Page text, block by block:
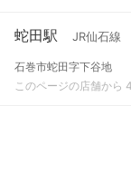
蛇田駅 JR仙石線
石巻市蛇田字下谷地
このページの店舗から